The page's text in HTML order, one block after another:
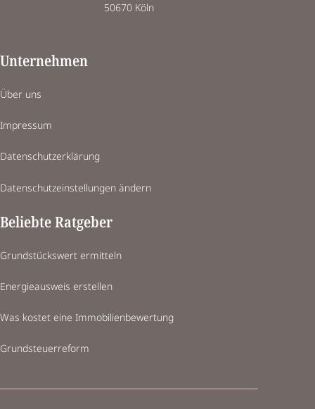
50670 Köln
Unternehmen
Über uns
Impressum
Datenschutzerklärung
Datenschutzeinstellungen ändern
Beliebte Ratgeber
Grundstückswert ermitteln
Energieausweis erstellen
Was kostet eine Immobilienbewertung
Grundsteuerreform